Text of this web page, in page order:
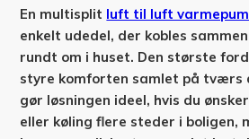
En multisplit luft til luft
enkelt udedel, der kobles
rundt om i huset. Den største
styre komforten samlet på tværs
gør løsningen ideel, hvis du
eller køling flere steder i boligen,